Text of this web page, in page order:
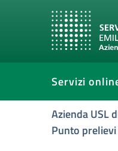
Servizi
Azienda USL
Punto prelievi